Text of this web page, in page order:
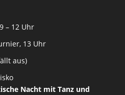
– 12 Uhr
13 Uhr
aus)
Nacht mit Tanz und